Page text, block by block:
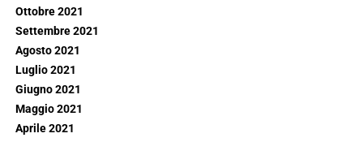
Ottobre 2021
Settembre 2021
Agosto 2021
Luglio 2021
Giugno 2021
Maggio 2021
Aprile 2021